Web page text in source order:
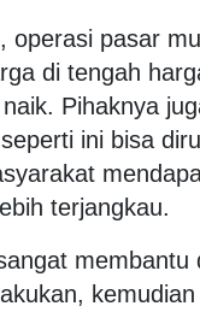
operasi pasar
di tengah
Pihaknya
ini bisa
terjangkau.
membantu